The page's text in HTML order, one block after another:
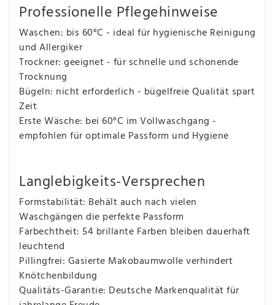
Professionelle Pflegehinweise
Waschen: bis 60°C - ideal für hygienische Reinigung
und Allergiker
Trockner: geeignet - für schnelle und schonende
Trocknung
Bügeln: nicht erforderlich - bügelfreie Qualität spart
Zeit
Erste Wäsche: bei 60°C im Vollwaschgang -
empfohlen für optimale Passform und Hygiene
Langlebigkeits-Versprechen
Formstabilität: Behält auch nach vielen
Waschgängen die perfekte Passform
Farbechtheit: 54 brillante Farben bleiben dauerhaft
leuchtend
Pillingfrei: Gasierte Makobaumwolle verhindert
Knötchenbildung
Qualitäts-Garantie: Deutsche Markenqualität für